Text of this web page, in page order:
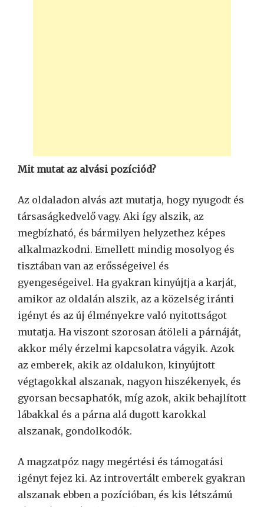
Mit mutat az alvási pozíciód?
Az oldaladon alvás azt mutatja, hogy nyugodt és
társaságkedvelő vagy. Aki így alszik, az
megbízható, és bármilyen helyzethez képes
alkalmazkodni. Emellett mindig mosolyog és
tisztában van az erősségeivel és
gyengeségeivel. Ha gyakran kinyújtja a karját,
amikor az oldalán alszik, az a közelség iránti
igényt és az új élményekre való nyitottságot
mutatja. Ha viszont szorosan átöleli a párnáját,
akkor mély érzelmi kapcsolatra vágyik. Azok
az emberek, akik az oldalukon, kinyújtott
végtagokkal alszanak, nagyon hiszékenyek, és
gyorsan becsaphatók, míg azok, akik behajlított
lábakkal és a párna alá dugott karokkal
alszanak, gondolkodók.
A magzatpóz nagy megértési és támogatási
igényt fejez ki. Az introvertált emberek gyakran
alszanak ebben a pozícióban, és kis létszámú